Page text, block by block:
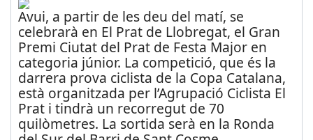
Avui, a partir de les deu del matí, se
celebrarà en El Prat de Llobregat, el Gran
Premi Ciutat del Prat de Festa Major en
categoria júnior. La competició, que és la
darrera prova ciclista de la Copa Catalana,
està organitzada per l’Agrupació Ciclista El
Prat i tindrà un recorregut de 70
quilòmetres. La sortida serà en la Ronda